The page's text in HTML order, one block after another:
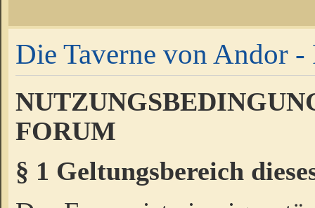
Die Taverne von Andor -
FORUM
§ 1 Geltungsbereich